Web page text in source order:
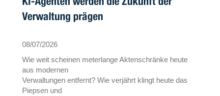
Verwaltung prägen
08/07/2026
Wie weit scheinen meterlange Aktenschränke heute
aus modernen
Verwaltungen entfernt? Wie verjährt klingt heute das
Piepsen und